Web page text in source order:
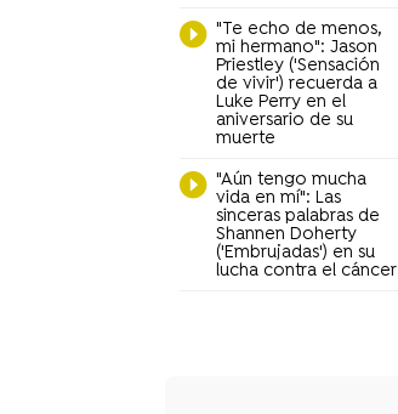
"Te echo de menos,
mi hermano": Jason
Priestley ('Sensación
de vivir') recuerda a
Luke Perry en el
aniversario de su
muerte
"Aún tengo mucha
vida en mí": Las
sinceras palabras de
Shannen Doherty
('Embrujadas') en su
lucha contra el cáncer